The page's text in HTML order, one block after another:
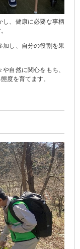
し、健康に必要な事柄
加し、自分の役割を果
自然に関心をもち、
度を育てます。